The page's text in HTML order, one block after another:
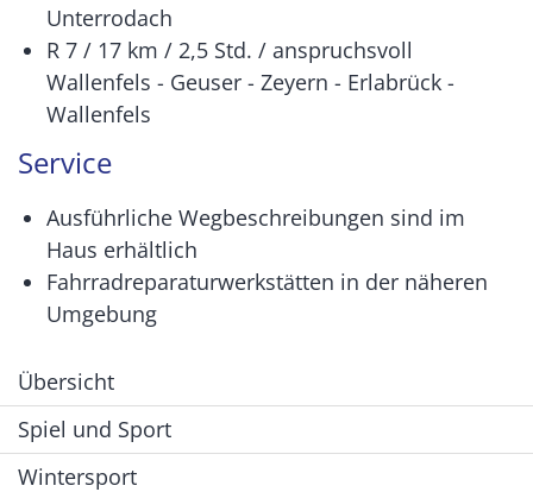
Unterrodach
R 7 / 17 km / 2,5 Std. / anspruchsvoll
Wallenfels - Geuser - Zeyern - Erlabrück -
Wallenfels
Service
Ausführliche Wegbeschreibungen sind im
Haus erhältlich
Fahrradreparaturwerkstätten in der näheren
Umgebung
Übersicht
Spiel und Sport
Wintersport